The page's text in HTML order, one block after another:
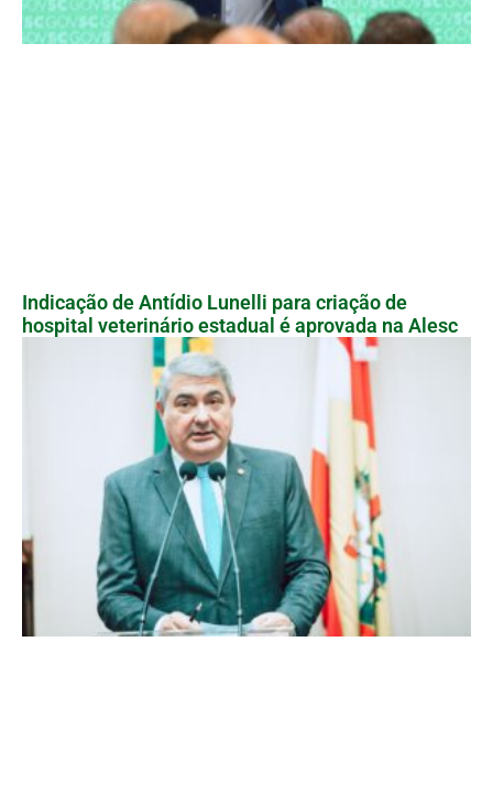
Indicação de Antídio Lunelli para criação de
hospital veterinário estadual é aprovada na Alesc